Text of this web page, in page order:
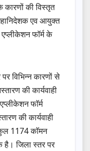
कारणों की विस्तृत
एव आयुक्त
फॉर्म के
विभिन्न कारणों से
की कार्यवाही
फॉर्म
की कार्यवाही
1174 कॉमन
है। जिला स्तर पर